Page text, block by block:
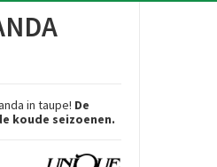
in taupe! De
koude seizoenen.